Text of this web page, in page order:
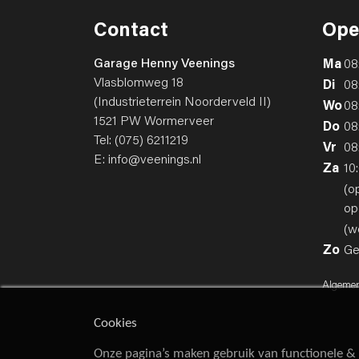
Contact
Garage Henny Veenings
Vlasblomweg 18
(Industrieterrein Noorderveld II)
1521 PW Wormerveer
Tel: (075) 6211219
E: info@veenings.nl
Ma
Di
Wo
Do
Vr
Za
Zo
Cookies
Onze pagina’s maken gebruik van functionele